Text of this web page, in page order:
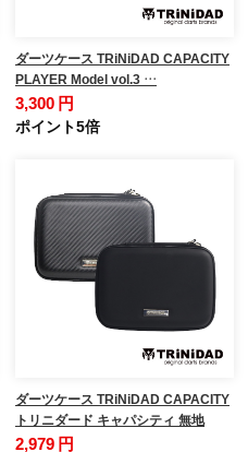
ダーツケース TRiNiDAD CAPACITY
PLAYER Model vol.3 …
3,300 円
ポイント5倍
ダーツケース TRiNiDAD CAPACITY
トリニダード キャパシティ 無地
2,979 円